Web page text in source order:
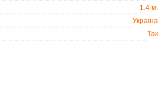
1.4 м.
Україна
Так